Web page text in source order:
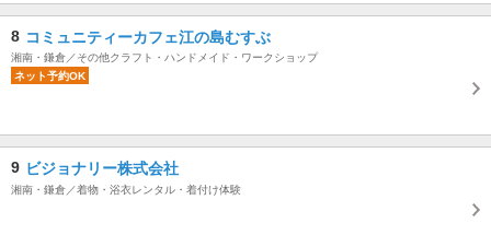
8 コミュニティーカフェ江の島むすぶ
湘南・鎌倉／その他クラフト・ハンドメイド・ワークショップ
ネット予約OK
9 ビジョナリー株式会社
湘南・鎌倉／着物・浴衣レンタル・着付け体験